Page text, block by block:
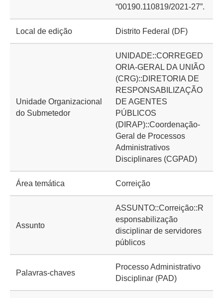
“00190.110819/2021-27”.
Local de edição Distrito Federal (DF)
Unidade Organizacional
do Submetedor
UNIDADE::CORREGED
ORIA-GERAL DA UNIÃO
(CRG)::DIRETORIA DE
RESPONSABILIZAÇÃO
DE AGENTES
PÚBLICOS
(DIRAP)::Coordenação-
Geral de Processos
Administrativos
Disciplinares (CGPAD)
Área temática Correição
Assunto
ASSUNTO::Correição::R
esponsabilização
disciplinar de servidores
públicos
Palavras-chaves
Processo Administrativo
Disciplinar (PAD)